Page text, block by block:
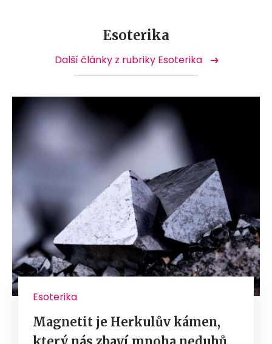
Esoterika
Další články z rubriky Esoterika
Esoterika
Magnetit je Herkulův kámen,